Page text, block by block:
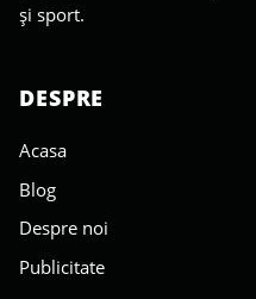
și sport.
DESPRE
Acasa
Blog
Despre noi
Publicitate